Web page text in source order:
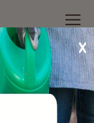
raticides et
x 30 cm, 1 entrée.